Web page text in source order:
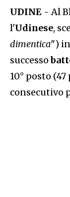
UDINE - Al
l'Udinese,
dimentica")
successo
10° posto
consecutivo